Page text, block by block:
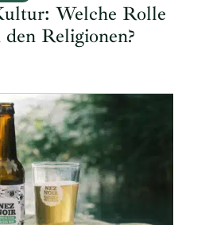
Welche Rolle
Religionen?